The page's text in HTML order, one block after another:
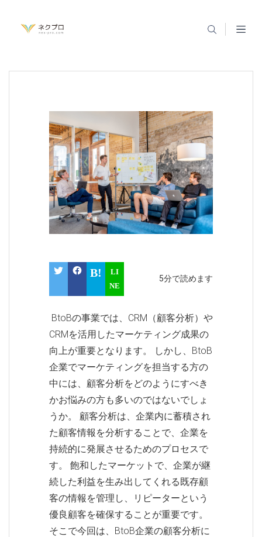
5分で読めます
BtoBの事業では、CRM（顧客分析）や
CRMを活用したマーケティング成果の
向上が重要となります。 しかし、BtoB
企業でマーケティングを担当する方の
中には、顧客分析をどのようにすべき
かお悩みの方も多いのではないでしょ
うか。 顧客分析は、企業内に蓄積され
た顧客情報を分析することで、企業を
持続的に発展させるためのプロセスで
す。 飽和したマーケットで、企業が継
続した利益を生み出してくれる既存顧
客の情報を管理し、リピーターという
優良顧客を確保することが重要です。
そこで今回は、BtoB企業の顧客分析に